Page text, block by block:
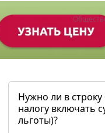
19:43
Нужно ли в
налогу включать
льготы)?